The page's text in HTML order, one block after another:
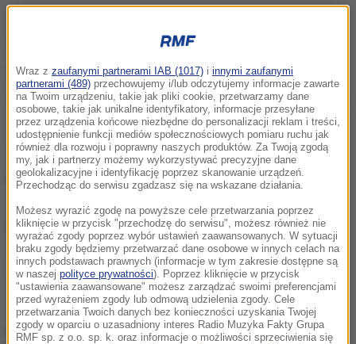
Media: Wizytę obecnej szefowej belgijskiej dyplomacji na Krymie opłacili
Rosjanie
Obecna minister udała się na anektowany przez
Rosję w 2014 r. Krym, by wziąć udział w festiwalu
teatralnym.Dotarła tam przez Rosję, co jest
niezgodne z ukraińskim prawemi sankcjonowane
zakazem wjazdu na Ukrainę.
Za podróż Lahbib zapłacili organizatorzy festiwalu,
wśród których "ważną rolę" odgrywa jedna z córek
Putina - przekazała VRT bez podawania dalszych
Wraz z zaufanymi partnerami IAB (1017) i innymi zaufanymi
partnerami (489) przechowujemy i/lub odczytujemy informacje zawarte
na Twoim urządzeniu, takie jak pliki cookie, przetwarzamy dane
osobowe, takie jak unikalne identyfikatory, informacje przesyłane
przez urządzenia końcowe niezbędne do personalizacji reklam i treści,
udostępnienie funkcji mediów społecznościowych pomiaru ruchu jak
również dla rozwoju i poprawny naszych produktów. Za Twoją zgodą
my, jak i partnerzy możemy wykorzystywać precyzyjne dane
geolokalizacyjne i identyfikację poprzez skanowanie urządzeń.
Przechodząc do serwisu zgadzasz się na wskazane działania.
Możesz wyrazić zgodę na powyższe cele przetwarzania poprzez
kliknięcie w przycisk "przechodzę do serwisu", możesz również nie
wyrażać zgody poprzez wybór ustawień zaawansowanych. W sytuacji
braku zgody będziemy przetwarzać dane osobowe w innych celach na
innych podstawach prawnych (informacje w tym zakresie dostępne są
w naszej polityce prywatności). Poprzez kliknięcie w przycisk
"ustawienia zaawansowane" możesz zarządzać swoimi preferencjami
przed wyrażeniem zgody lub odmową udzielenia zgody. Cele
przetwarzania Twoich danych bez konieczności uzyskania Twojej
zgody w oparciu o uzasadniony interes Radio Muzyka Fakty Grupa
RMF sp. z o.o. sp. k. oraz informacje o możliwości sprzeciwienia się